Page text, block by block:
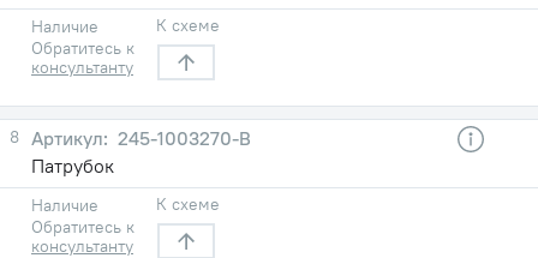
Наличие
Обратитесь к
консультанту
К схеме
8
245-1003270-В
Патрубок
Наличие
Обратитесь к
консультанту
К схеме